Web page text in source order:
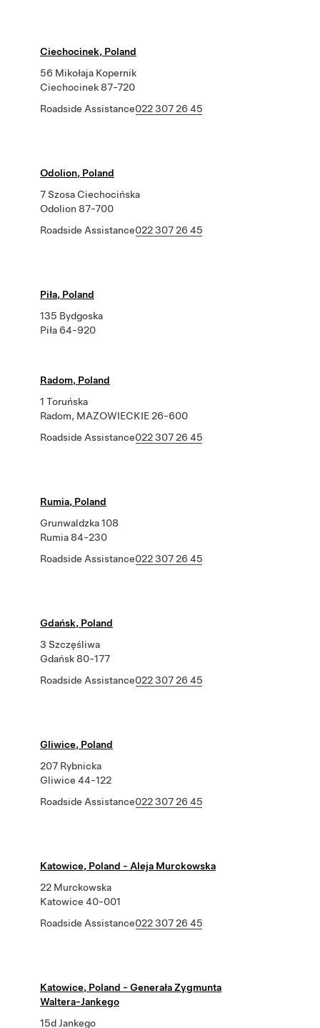
Ciechocinek, Poland
56 Mikołaja Kopernik
Ciechocinek 87-720
Roadside Assistance022 307 26 45
Odolion, Poland
7 Szosa Ciechocińska
Odolion 87-700
Roadside Assistance022 307 26 45
Piła, Poland
135 Bydgoska
Piła 64-920
Radom, Poland
1 Toruńska
Radom, MAZOWIECKIE 26-600
Roadside Assistance022 307 26 45
Rumia, Poland
Grunwaldzka 108
Rumia 84-230
Roadside Assistance022 307 26 45
Gdańsk, Poland
3 Szczęśliwa
Gdańsk 80-177
Roadside Assistance022 307 26 45
Gliwice, Poland
207 Rybnicka
Gliwice 44-122
Roadside Assistance022 307 26 45
Katowice, Poland - Aleja Murckowska
22 Murckowska
Katowice 40-001
Roadside Assistance022 307 26 45
Katowice, Poland - Generała Zygmunta
Waltera-Jankego
15d Jankego